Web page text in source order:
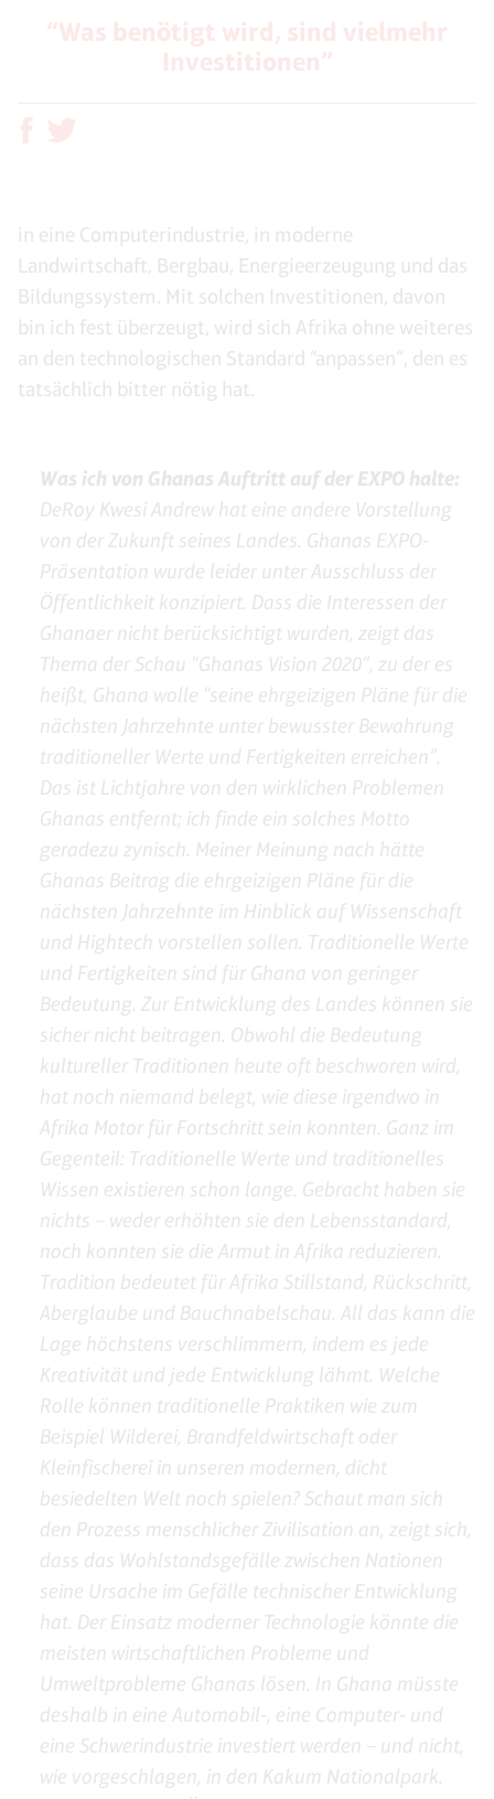
in eine Computerindustrie, in moderne
Landwirtschaft, Bergbau, Energieerzeugung und das
Bildungssystem. Mit solchen Investitionen, davon
bin ich fest überzeugt, wird sich Afrika ohne weiteres
an den technologischen Standard “anpassen”, den es
tatsächlich bitter nötig hat.
Was ich von Ghanas Auftritt auf der EXPO halte:
DeRoy Kwesi Andrew hat eine andere Vorstellung
von der Zukunft seines Landes. Ghanas EXPO-
Präsentation wurde leider unter Ausschluss der
Öffentlichkeit konzipiert. Dass die Interessen der
Ghanaer nicht berücksichtigt wurden, zeigt das
Thema der Schau “Ghanas Vision 2020”, zu der es
heißt, Ghana wolle “seine ehrgeizigen Pläne für die
nächsten Jahrzehnte unter bewusster Bewahrung
traditioneller Werte und Fertigkeiten erreichen”.
Das ist Lichtjahre von den wirklichen Problemen
Ghanas entfernt; ich finde ein solches Motto
geradezu zynisch. Meiner Meinung nach hätte
Ghanas Beitrag die ehrgeizigen Pläne für die
nächsten Jahrzehnte im Hinblick auf Wissenschaft
und Hightech vorstellen sollen. Traditionelle Werte
und Fertigkeiten sind für Ghana von geringer
Bedeutung. Zur Entwicklung des Landes können sie
sicher nicht beitragen. Obwohl die Bedeutung
kultureller Traditionen heute oft beschworen wird,
hat noch niemand belegt, wie diese irgendwo in
Afrika Motor für Fortschritt sein konnten. Ganz im
Gegenteil: Traditionelle Werte und traditionelles
Wissen existieren schon lange. Gebracht haben sie
nichts – weder erhöhten sie den Lebensstandard,
noch konnten sie die Armut in Afrika reduzieren.
Tradition bedeutet für Afrika Stillstand, Rückschritt,
Aberglaube und Bauchnabelschau. All das kann die
Lage höchstens verschlimmern, indem es jede
Kreativität und jede Entwicklung lähmt. Welche
Rolle können traditionelle Praktiken wie zum
Beispiel Wilderei, Brandfeldwirtschaft oder
Kleinfischerei in unseren modernen, dicht
besiedelten Welt noch spielen? Schaut man sich
den Prozess menschlicher Zivilisation an, zeigt sich,
dass das Wohlstandsgefälle zwischen Nationen
seine Ursache im Gefälle technischer Entwicklung
hat. Der Einsatz moderner Technologie könnte die
meisten wirtschaftlichen Probleme und
Umweltprobleme Ghanas lösen. In Ghana müsste
deshalb in eine Automobil-, eine Computer- und
eine Schwerindustrie investiert werden – und nicht,
wie vorgeschlagen, in den Kakum Nationalpark.